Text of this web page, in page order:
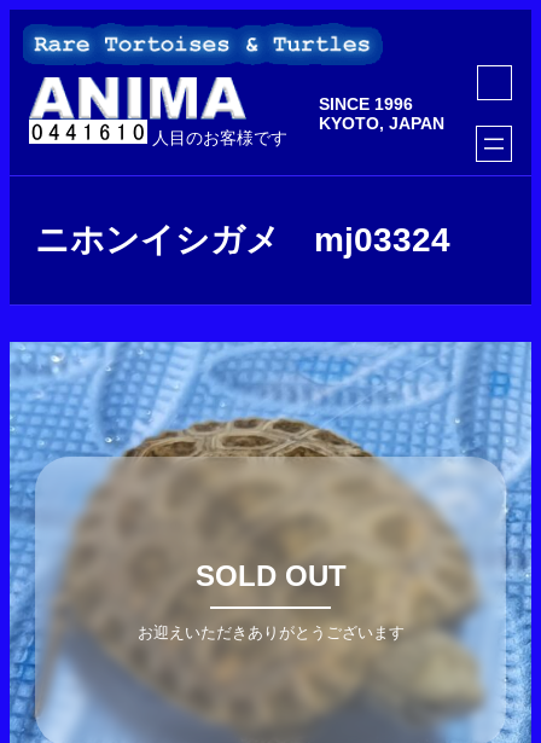
を
人目のお客様です
SINCE 1996
KYOTO, JAPAN
ア
コ
ン
リ
ン
ク
ニホンイシガメ mj03324
SOLD OUT
お迎えいただきありがとうございます